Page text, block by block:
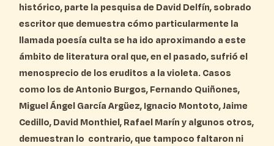
histórico, parte la pesquisa de David Delfín, sobrado
escritor que demuestra cómo particularmente la
llamada poesía culta se ha ido aproximando a este
ámbito de literatura oral que, en el pasado, sufrió el
menosprecio de los eruditos a la violeta. Casos
como los de Antonio Burgos, Fernando Quiñones,
Miguel Ángel García Argüez, Ignacio Montoto, Jaime
Cedillo, David Monthiel, Rafael Marín y algunos otros,
demuestran lo contrario, que tampoco faltaron ni